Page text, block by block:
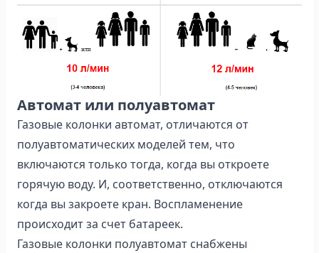
Автомат или полуавтомат
Газовые колонки автомат, отличаются от
полуавтоматических моделей тем, что
включаются только тогда, когда вы откроете
горячую воду. И, соответственно, отключаются
когда вы закроете кран. Воспламенение
происходит за счет батареек.
Газовые колонки полуавтомат снабжены